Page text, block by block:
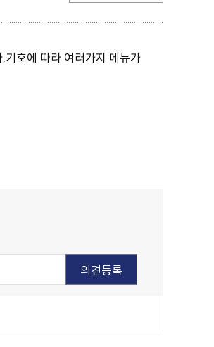
호에 따라 여러가지 메뉴가